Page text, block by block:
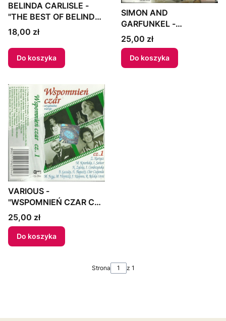
BELINDA CARLISLE -
"THE BEST OF BELINDA"
MC Poland
Cena
18,00 zł
Do koszyka
SIMON AND
GARFUNKEL -
"GREATEST HITS" MC
Poland
Cena
25,00 zł
Do koszyka
VARIOUS -
"WSPOMNIEŃ CZAR CZ.
1" MC 1998 Poland
Cena
25,00 zł
Do koszyka
Strona z 1